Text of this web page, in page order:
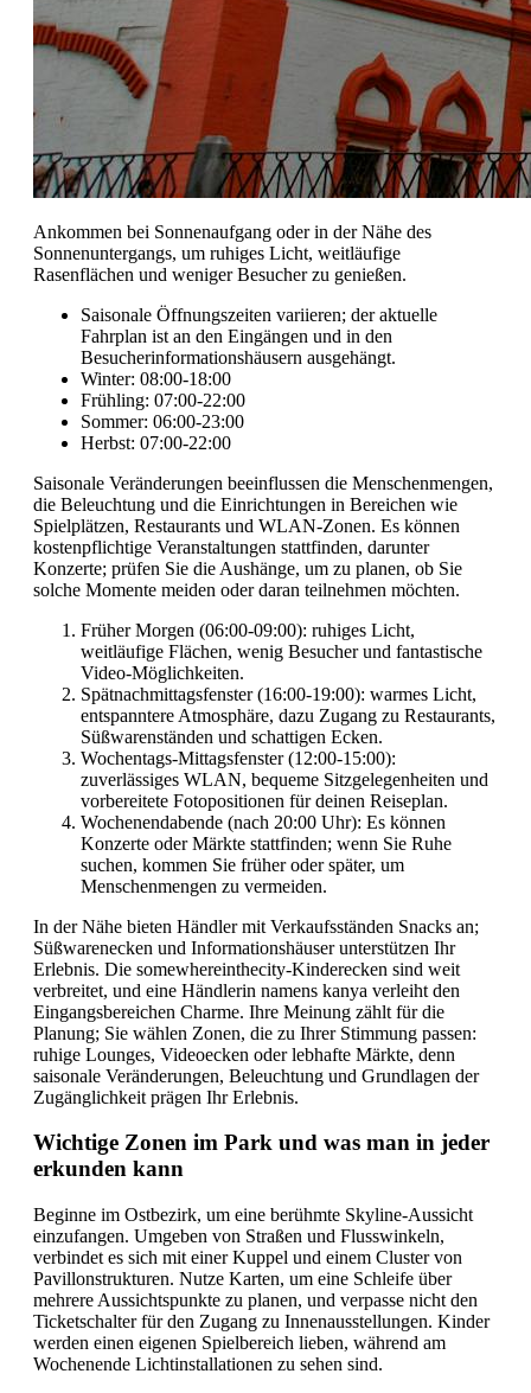
Ankommen bei Sonnenaufgang oder in der Nähe des
Sonnenuntergangs, um ruhiges Licht, weitläufige
Rasenflächen und weniger Besucher zu genießen.
Saisonale Öffnungszeiten variieren; der aktuelle
Fahrplan ist an den Eingängen und in den
Besucherinformationshäusern ausgehängt.
Winter: 08:00-18:00
Frühling: 07:00-22:00
Sommer: 06:00-23:00
Herbst: 07:00-22:00
Saisonale Veränderungen beeinflussen die Menschenmengen,
die Beleuchtung und die Einrichtungen in Bereichen wie
Spielplätzen, Restaurants und WLAN-Zonen. Es können
kostenpflichtige Veranstaltungen stattfinden, darunter
Konzerte; prüfen Sie die Aushänge, um zu planen, ob Sie
solche Momente meiden oder daran teilnehmen möchten.
Früher Morgen (06:00-09:00): ruhiges Licht,
weitläufige Flächen, wenig Besucher und fantastische
Video-Möglichkeiten.
Spätnachmittagsfenster (16:00-19:00): warmes Licht,
entspanntere Atmosphäre, dazu Zugang zu Restaurants,
Süßwarenständen und schattigen Ecken.
Wochentags-Mittagsfenster (12:00-15:00):
zuverlässiges WLAN, bequeme Sitzgelegenheiten und
vorbereitete Fotopositionen für deinen Reiseplan.
Wochenendabende (nach 20:00 Uhr): Es können
Konzerte oder Märkte stattfinden; wenn Sie Ruhe
suchen, kommen Sie früher oder später, um
Menschenmengen zu vermeiden.
In der Nähe bieten Händler mit Verkaufsständen Snacks an;
Süßwarenecken und Informationshäuser unterstützen Ihr
Erlebnis. Die somewhereinthecity-Kinderecken sind weit
verbreitet, und eine Händlerin namens kanya verleiht den
Eingangsbereichen Charme. Ihre Meinung zählt für die
Planung; Sie wählen Zonen, die zu Ihrer Stimmung passen:
ruhige Lounges, Videoecken oder lebhafte Märkte, denn
saisonale Veränderungen, Beleuchtung und Grundlagen der
Zugänglichkeit prägen Ihr Erlebnis.
Wichtige Zonen im Park und was man in jeder
erkunden kann
Beginne im Ostbezirk, um eine berühmte Skyline-Aussicht
einzufangen. Umgeben von Straßen und Flusswinkeln,
verbindet es sich mit einer Kuppel und einem Cluster von
Pavillonstrukturen. Nutze Karten, um eine Schleife über
mehrere Aussichtspunkte zu planen, und verpasse nicht den
Ticketschalter für den Zugang zu Innenausstellungen. Kinder
werden einen eigenen Spielbereich lieben, während am
Wochenende Lichtinstallationen zu sehen sind.